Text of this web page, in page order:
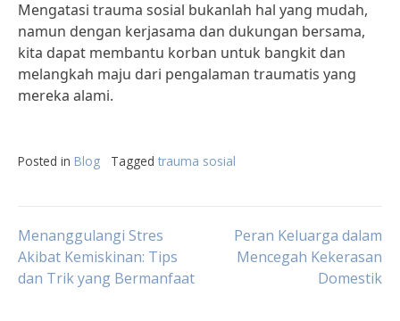
Mengatasi trauma sosial bukanlah hal yang mudah,
namun dengan kerjasama dan dukungan bersama,
kita dapat membantu korban untuk bangkit dan
melangkah maju dari pengalaman traumatis yang
mereka alami.
Posted in Blog Tagged trauma sosial
Post
navigation
Menanggulangi Stres
Akibat Kemiskinan: Tips
dan Trik yang Bermanfaat
Peran Keluarga dalam
Mencegah Kekerasan
Domestik